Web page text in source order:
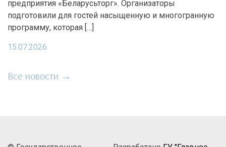
предприятия «Беларусьторг». Организаторы
подготовили для гостей насыщенную и многогранную
программу, которая […]
15.07.2026
Все новости →